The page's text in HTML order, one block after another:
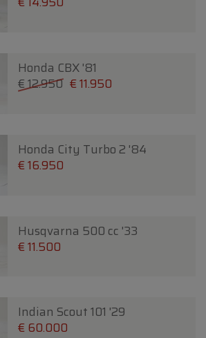
Honda CBX '81
€ 12.950 € 11.950
Honda City Turbo 2 '84
€ 16.950
Husqvarna 500 cc '33
€ 11.500
Indian Scout 101 '29
€ 60.000